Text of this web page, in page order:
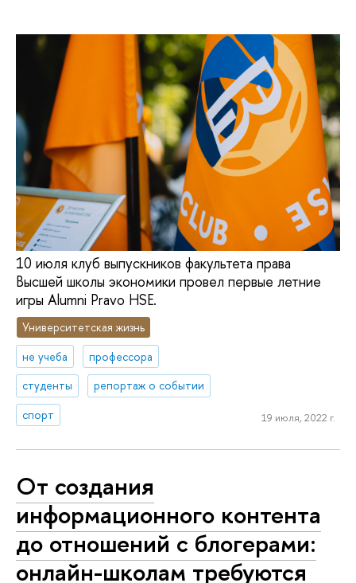
10 июля клуб выпускников факультета права
Высшей школы экономики провел первые летние
игры Alumni Pravo HSE.
Университетская жизнь
не учеба
профессора
студенты
репортаж о событии
спорт
19 июля, 2022 г.
От создания
информационного контента
до отношений с блогерами:
онлайн-школам требуются